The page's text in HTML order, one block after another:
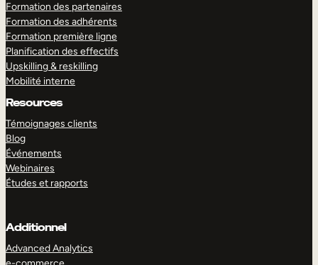
Formation des partenaires
Formation des adhérents
Formation première ligne
Planification des effectifs
Upskilling & reskilling
Mobilité interne
Resources
Témoignages clients
Blog
Événements
Webinaires
Études et rapports
Additionnel
Advanced Analytics